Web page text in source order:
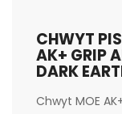
CHWYT
AK+ GRIP
DARK
Chwyt MOE